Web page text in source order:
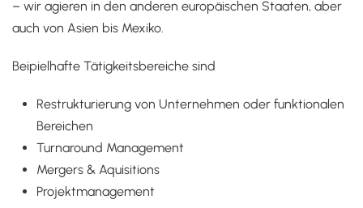
– wir agieren in den anderen europäischen Staaten, aber
auch von Asien bis Mexiko.
Beipielhafte Tätigkeitsbereiche sind
Restrukturierung von Unternehmen oder funktionalen
Bereichen
Turnaround Management
Mergers & Aquisitions
Projektmanagement